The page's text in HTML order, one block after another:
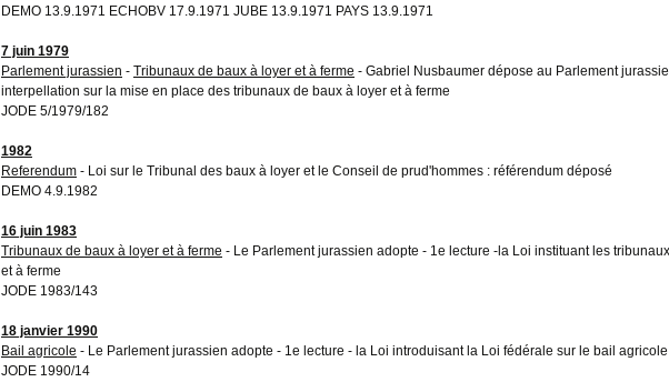
DEMO 13.9.1971 ECHOBV 17.9.1971 JUBE 13.9.1971 PAYS 13.9.1971
7 juin 1979
Parlement jurassien - Tribunaux de baux à loyer et à ferme - Gabriel Nusbaumer dépose au Parlement
interpellation sur la mise en place des tribunaux de baux à loyer et à ferme
JODE 5/1979/182
1982
Referendum - Loi sur le Tribunal des baux à loyer et le Conseil de prud'hommes : référendum déposé
DEMO 4.9.1982
16 juin 1983
Tribunaux de baux à loyer et à ferme - Le Parlement jurassien adopte - 1e lecture -la Loi instituant les
et à ferme
JODE 1983/143
18 janvier 1990
Bail agricole - Le Parlement jurassien adopte - 1e lecture - la Loi introduisant la Loi fédérale sur le bail agricole
JODE 1990/14